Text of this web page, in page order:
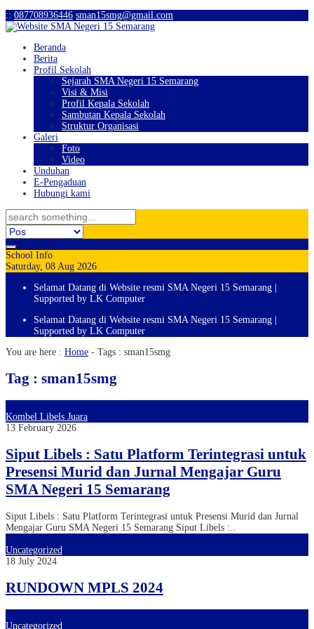
:: 087708936446 sman15smg@gmail.com
Beranda
Berita
Profil Sekolah
Sejarah SMA Negeri 15 Semarang
Visi & Misi
Profil Kepala Sekolah
Sambutan Kepala Sekolah
Struktur Organisasi
Galeri
Foto
Video
Unduhan
E-Pengaduan
Hubungi kami
School Info
Saturday, 08 Aug 2026
Selamat Datang di Website resmi SMA Negeri 15 Semarang |
Supported by LK Computer
Selamat Datang di Website resmi SMA Negeri 15 Semarang |
Supported by LK Computer
You are here : Home - Tags : sman15smg
Tag : sman15smg
Kombel Libels Juara
13 February 2026
Siput Libels : Satu Platform Terintegrasi untuk
Presensi Murid dan Jurnal Mengajar Guru
SMA Negeri 15 Semarang
Siput Libels : Satu Platform Terintegrasi untuk Presensi Murid dan Jurnal
Mengajar Guru SMA Negeri 15 Semarang Siput Libels :..
Uncategorized
18 July 2024
RUNDOWN MPLS 2024
Uncategorized